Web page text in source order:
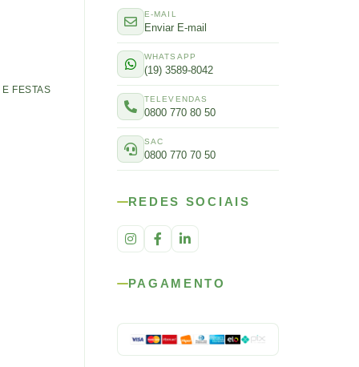
FESTAS
E-MAIL
Enviar E-mail
WHATSAPP
(19) 3589-8042
TELEVENDAS
0800 770 80 50
SAC
0800 770 70 50
REDES SOCIAIS
PAGAMENTO